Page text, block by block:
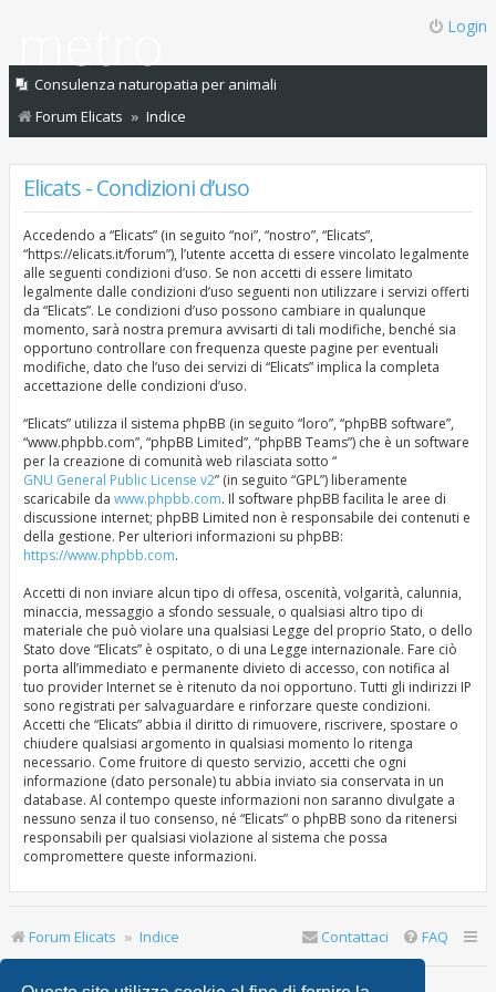
Login
Consulenza naturopatia per animali
Forum Elicats
Indice
Elicats - Condizioni d’uso
Accedendo a “Elicats” (in seguito “noi”, “nostro”, “Elicats”,
“https://elicats.it/forum”), l’utente accetta di essere vincolato legalmente
alle seguenti condizioni d’uso. Se non accetti di essere limitato
legalmente dalle condizioni d’uso seguenti non utilizzare i servizi offerti
da “Elicats”. Le condizioni d’uso possono cambiare in qualunque
momento, sarà nostra premura avvisarti di tali modifiche, benché sia
opportuno controllare con frequenza queste pagine per eventuali
modifiche, dato che l’uso dei servizi di “Elicats” implica la completa
accettazione delle condizioni d’uso.
“Elicats” utilizza il sistema phpBB (in seguito “loro”, “phpBB software”,
“www.phpbb.com”, “phpBB Limited”, “phpBB Teams”) che è un software
per la creazione di comunità web rilasciata sotto “
GNU General Public License v2” (in seguito “GPL”) liberamente
scaricabile da www.phpbb.com. Il software phpBB facilita le aree di
discussione internet; phpBB Limited non è responsabile dei contenuti e
della gestione. Per ulteriori informazioni su phpBB:
https://www.phpbb.com.
Accetti di non inviare alcun tipo di offesa, oscenità, volgarità, calunnia,
minaccia, messaggio a sfondo sessuale, o qualsiasi altro tipo di
materiale che può violare una qualsiasi Legge del proprio Stato, o dello
Stato dove “Elicats” è ospitato, o di una Legge internazionale. Fare ciò
porta all’immediato e permanente divieto di accesso, con notifica al
tuo provider Internet se è ritenuto da noi opportuno. Tutti gli indirizzi IP
sono registrati per salvaguardare e rinforzare queste condizioni.
Accetti che “Elicats” abbia il diritto di rimuovere, riscrivere, spostare o
chiudere qualsiasi argomento in qualsiasi momento lo ritenga
necessario. Come fruitore di questo servizio, accetti che ogni
informazione (dato personale) tu abbia inviato sia conservata in un
database. Al contempo queste informazioni non saranno divulgate a
nessuno senza il tuo consenso, né “Elicats” o phpBB sono da ritenersi
responsabili per qualsiasi violazione al sistema che possa
compromettere queste informazioni.
Forum Elicats Indice FAQ
Contattaci